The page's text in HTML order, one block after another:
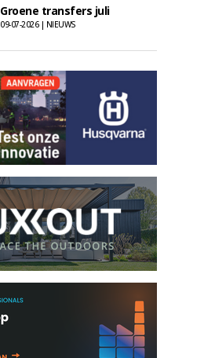
Groene transfers juli
09-07-2026 | NIEUWS